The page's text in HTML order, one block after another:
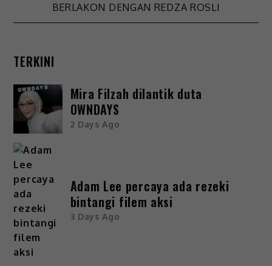
BERLAKON DENGAN REDZA ROSLI
TERKINI
Mira Filzah dilantik duta
OWNDAYS
2 Days Ago
Adam Lee percaya ada rezeki
bintangi filem aksi
3 Days Ago